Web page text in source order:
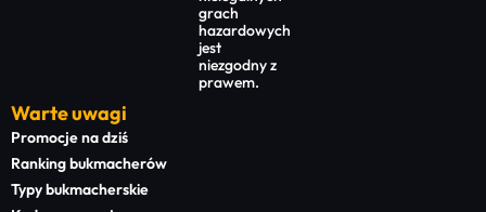
grach
hazardowych
jest
niezgodny z
prawem.
Warte uwagi
Promocje na dziś
Ranking bukmacherów
Typy bukmacherskie